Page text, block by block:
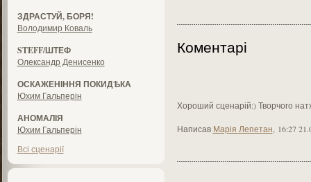
ЗДРАСТУЙ, БОРЯ!
Володимир Коваль
STEFF/ШТЕФ
Олександр Денисенко
ОСКАЖЕНІННЯ ПОКИДѢКА
Юхим Гальперін
АНОМАЛІЯ
Юхим Гальперін
Всі сценарії
Коментарі
Хороший сценарій:) Творчого
Написав Марія Лепетан 16:27